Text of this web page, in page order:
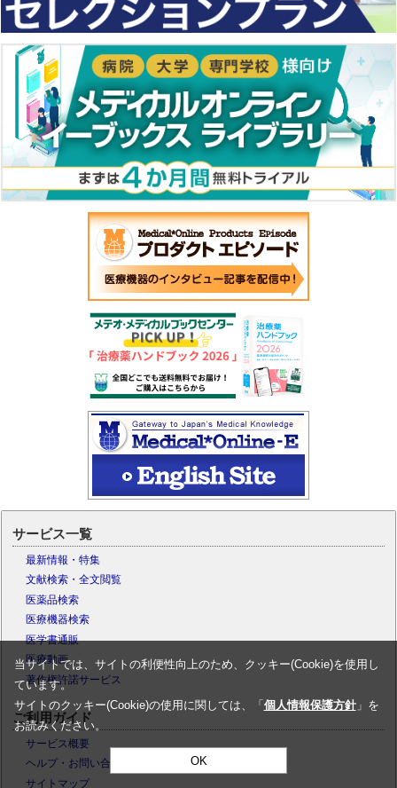
サービス一覧
最新情報・特集
文献検索・全文閲覧
医薬品検索
医療機器検索
医学書通販
医療動画
著作権許諾サービス
ご利用ガイド
サービス概要
ヘルプ・お問い合わせ
サイトマップ
当サイトでは、サイトの利便性向上のため、クッキー(Cookie)を使用し
ています。
サイトのクッキー(Cookie)の使用に関しては、「 個人情報保護方針」を
お読みください。
OK